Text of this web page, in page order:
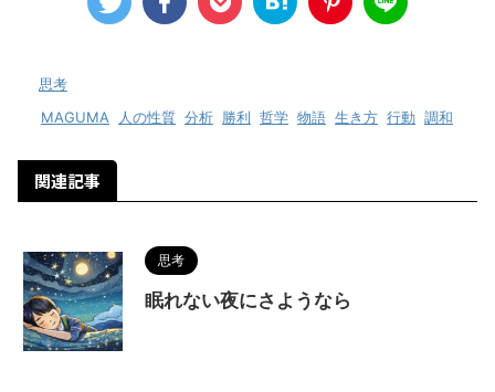
思考
MAGUMA 人の性質 分析 勝利 哲学 物語 生き方 行動 調和
関連記事
思考
眠れない夜にさようなら